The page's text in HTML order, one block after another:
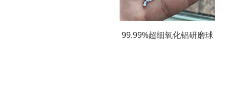
99.99%超细氧化铝研磨球